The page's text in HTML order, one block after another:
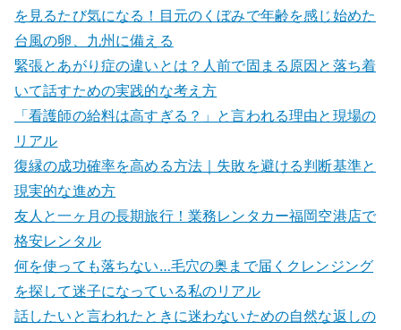
を見るたび気になる！目元のくぼみで年齢を感じ始めた
台風の卵、九州に備える
緊張とあがり症の違いとは？人前で固まる原因と落ち着
いて話すための実践的な考え方
「看護師の給料は高すぎる？」と言われる理由と現場の
リアル
復縁の成功確率を高める方法｜失敗を避ける判断基準と
現実的な進め方
友人と一ヶ月の長期旅行！業務レンタカー福岡空港店で
格安レンタル
何を使っても落ちない…毛穴の奥まで届くクレンジング
を探して迷子になっている私のリアル
話したいと言われたときに迷わないための自然な返しの